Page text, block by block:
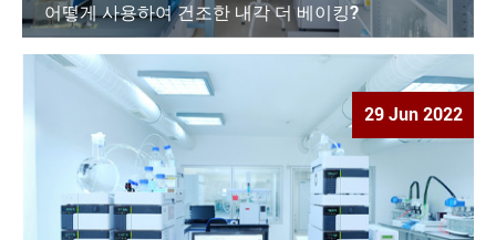
어떻게 사용하여 건조한 내각 더 베이킹?
29 Jun 2022